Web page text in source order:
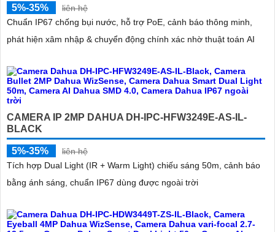
5%-35%
liên hệ
Chuẩn IP67 chống bụi nước, hỗ trợ PoE, cảnh báo thông minh,
phát hiện xâm nhập & chuyển động chính xác nhờ thuật toán AI
CAMERA IP 2MP DAHUA DH-IPC-HFW3249E-AS-IL-
BLACK
5%-35%
liên hệ
Tích hợp Dual Light (IR + Warm Light) chiếu sáng 50m, cảnh báo
bằng ánh sáng, chuẩn IP67 dùng được ngoài trời